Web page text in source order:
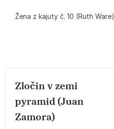
Žena z kajuty č. 10 (Ruth Ware)
Zločin v zemi
pyramid (Juan
Zamora)